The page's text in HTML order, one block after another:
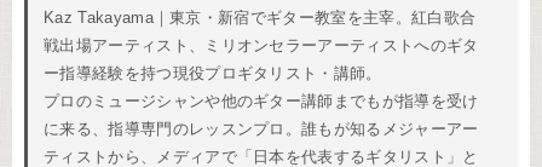
Kaz Takayama｜東京・新宿でギター教室を主宰。紅白歌合
戦出場アーティスト、ミリオンセラーアーティストへのギタ
ー指導経験を持つ現役プロギタリスト・講師。
プロのミュージシャンや他のギター講師までもが指導を受け
に来る、指導専門のレッスンプロ。誰もが知るメジャーアー
ティストから、メディアで「日本を代表するギタリスト」と